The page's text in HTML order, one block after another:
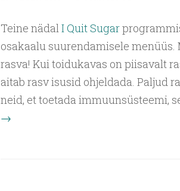
Teine nädalI Quit Sugar
osakaalu suurendamisele
rasva! Kui toidukavas on piisavalt
aitab rasv isusid ohjeldada. Paljud
neid, et toetada immuunsüsteemi,
→